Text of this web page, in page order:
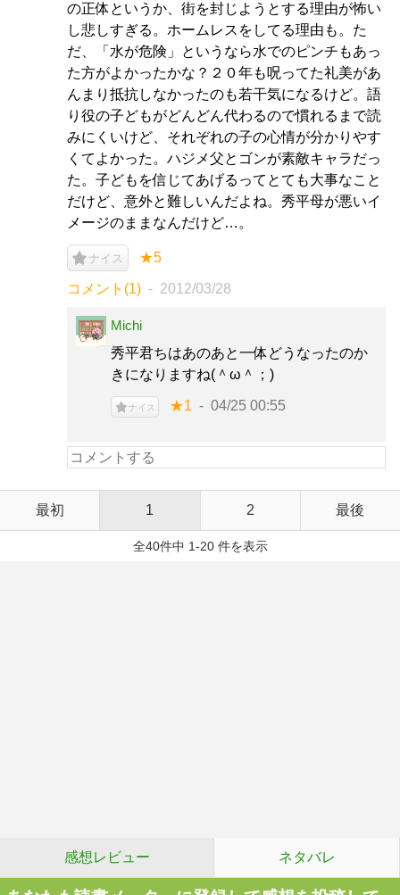
の正体というか、街を封じようとする理由が怖い
し悲しすぎる。ホームレスをしてる理由も。た
だ、「水が危険」というなら水でのピンチもあっ
た方がよかったかな？２０年も呪ってた礼美があ
んまり抵抗しなかったのも若干気になるけど。語
り役の子どもがどんどん代わるので慣れるまで読
みにくいけど、それぞれの子の心情が分かりやす
くてよかった。ハジメ父とゴンが素敵キャラだっ
た。子どもを信じてあげるってとても大事なこと
だけど、意外と難しいんだよね。秀平母が悪いイ
メージのままなんだけど…。
ナイス ★5
コメント(1) 2012/03/28
Michi
秀平君ちはあのあと一体どうなったのか
きになりますね(＾ω＾；)
ナイス ★1 04/25 00:55
最初 1 2 最後
全40件中 1-20 件を表示
感想レビュー ネタバレ